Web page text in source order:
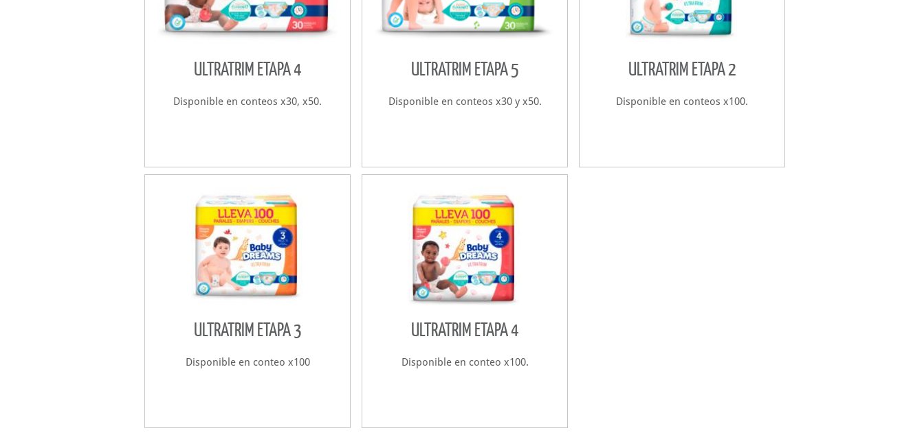
ULTRATRIM ETAPA 4
Disponible en conteos x30, x50.
ULTRATRIM ETAPA 5
Disponible en conteos x30 y x50.
ULTRATRIM ETAPA 2
Disponible en conteos x100.
ULTRATRIM ETAPA 3
Disponible en conteo x100
ULTRATRIM ETAPA 4
Disponible en conteo x100.